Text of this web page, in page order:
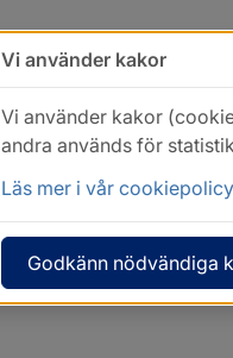
Vi använder kakor
Vi använder kakor
andra används för
Läs mer i vår cookiepolicy
Godkänn nödvändiga